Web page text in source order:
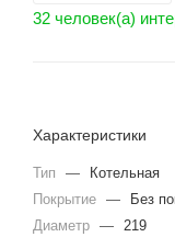
32 человек(а)
Характеристики
Тип —
Котельная
Покрытие —
Без
Диаметр — 219